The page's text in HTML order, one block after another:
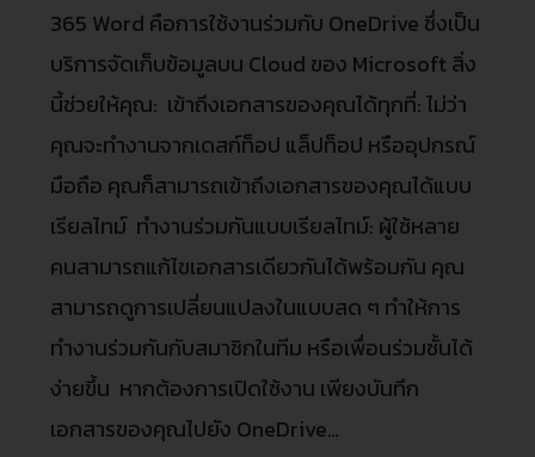
365 Word คือการใช้งานร่วมกับ OneDrive ซึ่งเป็น
บริการจัดเก็บข้อมูลบน Cloud ของ Microsoft สิ่ง
นี้ช่วยให้คุณ: เข้าถึงเอกสารของคุณได้ทุกที่: ไม่ว่า
คุณจะทํางานจากเดสก์ท็อป แล็ปท็อป หรืออุปกรณ์
มือถือ คุณก็สามารถเข้าถึงเอกสารของคุณได้แบบ
เรียลไทม์ ทํางานร่วมกันแบบเรียลไทม์: ผู้ใช้หลาย
คนสามารถแก้ไขเอกสารเดียวกันได้พร้อมกัน คุณ
สามารถดูการเปลี่ยนแปลงในแบบสด ๆ ทําให้การ
ทํางานร่วมกันกับสมาชิกในทีม หรือเพื่อนร่วมชั้นได้
ง่ายขึ้น หากต้องการเปิดใช้งาน เพียงบันทึก
เอกสารของคุณไปยัง OneDrive…